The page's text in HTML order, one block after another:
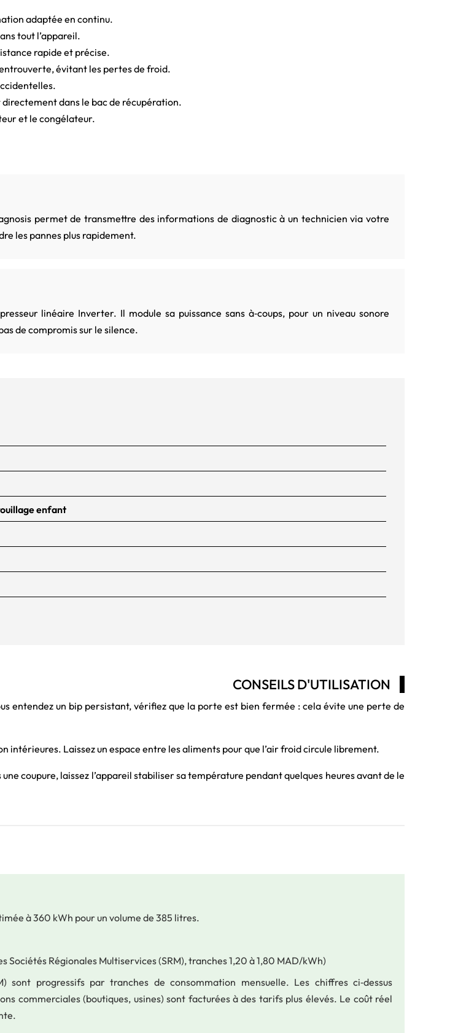
adaptée en continu.
tout l’appareil.
rapide et précise.
évitant les pertes de froid.
dans le bac de récupération.
et le congélateur.
permet de transmettre des informations de diagnostic à un technicien via votre
les pannes plus rapidement.
linéaire Inverter. Il module sa puissance sans à‑coups, pour un niveau sonore
de compromis sur le silence.
enfant
CONSEILS D'UTILISATION
entendez un bip persistant, vérifiez que la porte est bien fermée : cela évite une perte de
intérieures. Laissez un espace entre les aliments pour que l’air froid circule librement.
coupure, laissez l’appareil stabiliser sa température pendant quelques heures avant de le
à 360 kWh pour un volume de 385 litres.
Sociétés Régionales Multiservices (SRM), tranches 1,20 à 1,80 MAD/kWh)
sont progressifs par tranches de consommation mensuelle. Les chiffres ci‑dessus
commerciales (boutiques, usines) sont facturées à des tarifs plus élevés. Le coût réel